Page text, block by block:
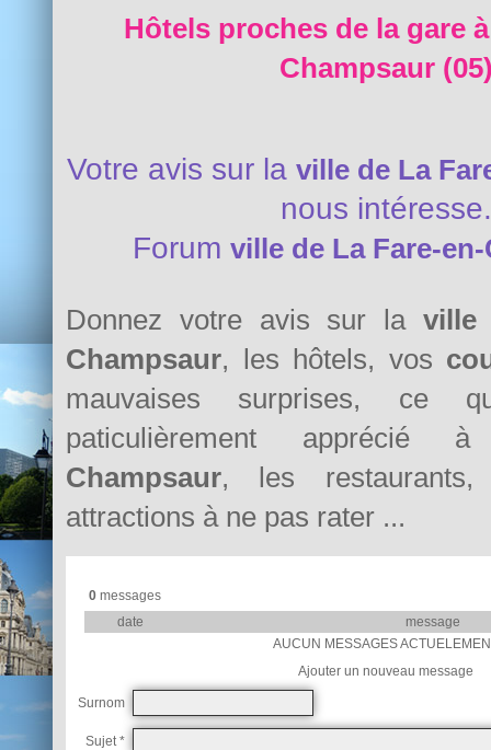
Hôtels proches de la gare
Champsaur
Votre avis sur la ville de La
nous intéresse.
Forum ville de La Fare-
Donnez votre avis sur la ville
Champsaur, les hôtels, vos
mauvaises surprises, ce
paticulièrement apprécié
Champsaur, les
attractions à ne pas rater ...
0messages
date
message
AUCUN MESSAGES
Ajouter un nouveau message
Surnom
Sujet *